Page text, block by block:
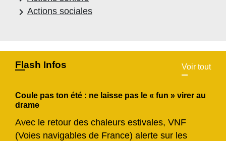
keyboard_arrow_right Actions sociales
Flash Infos Voir tout
Coule pas ton été : ne laisse pas le « fun » virer au
drame
Avec le retour des chaleurs estivales, VNF
(Voies navigables de France) alerte sur les